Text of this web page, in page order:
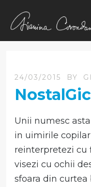
24/03/2015 BY
Unii numesc
in uimirile
reinterpretezi cu
visezi cu ochii
sfoara din